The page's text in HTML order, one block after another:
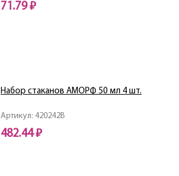
71.79 ₽
Артикул: 420242B
Набор стаканов АМОРФ 50 мл 4 шт.
482.44 ₽